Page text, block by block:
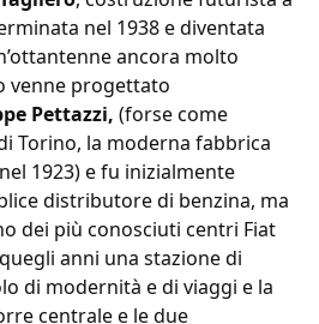
nel 1938 e diventata
ancora molto
venne progettato
Pettazzi, (forse come
Torino, la moderna fabbrica
1923) e fu inizialmente
distributore di benzina, ma
dei più conosciuti centri Fiat
anni una stazione di
di modernità e di viaggi e la
centrale e le due